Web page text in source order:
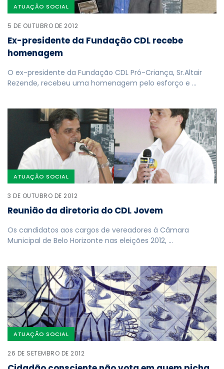
ATUAÇÃO SOCIAL
5 DE OUTUBRO DE 2012
Ex-presidente da Fundação CDL recebe
homenagem
O ex-presidente da Fundação CDL Pró-Criança, Sr.Altair
Rezende, recebeu uma homenagem pelo esforço e …
ATUAÇÃO SOCIAL
3 DE OUTUBRO DE 2012
Reunião da diretoria do CDL Jovem
Os candidatos aos cargos de vereadores à Câmara
Municipal de Belo Horizonte nas eleições 2012, …
ATUAÇÃO SOCIAL
26 DE SETEMBRO DE 2012